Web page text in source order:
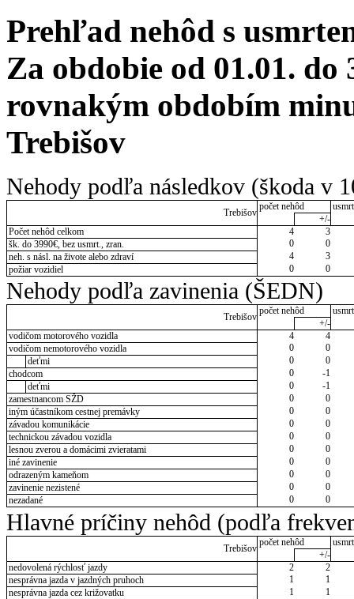
Prehľad nehôd s
Za obdobie od 01.01. do
rovnakým obdobím
Trebišov
Nehody podľa následkov (škoda v
Trebišov
počet nehôd
+/-
Počet nehôd celkom
4
3
šk. do 3990€, bez usmrt., zran.
0
0
neh. s násl. na živote alebo zdraví
4
3
požiar vozidiel
0 0
Nehody podľa zavinenia (ŠEDN)
Trebišov
počet nehôd
+/-
vodičom motorového vozidla
4
4
vodičom nemotorového vozidla
0
0
deťmi
0
0
chodcom
0
-1
deťmi
0
-1
zamestnancom SŽD
0
0
iným účastníkom cestnej premávky
0
0
závadou komunikácie
0
0
technickou závadou vozidla
0
0
lesnou zverou a domácimi zvieratami
0
0
iné zavinenie
0
0
odrazeným kameňom
0
0
zavinenie nezistené
0
0
nezadané
0 0
Hlavné príčiny nehôd (podľa
Trebišov
počet nehôd
+/-
nedovolená rýchlosť jazdy
2
2
nesprávna jazda v jazdných pruhoch
1
1
nesprávna jazda cez križovatku
1 1